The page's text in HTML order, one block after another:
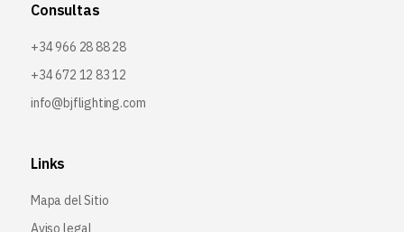
Consultas
+34 966 28 88 28
+34 672 12 83 12
info@bjflighting.com
Links
Mapa del Sitio
Aviso legal